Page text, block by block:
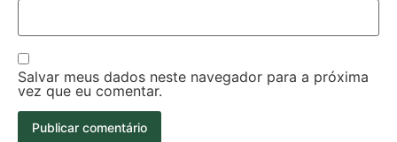
Salvar meus dados neste navegador para a próxima
vez que eu comentar.